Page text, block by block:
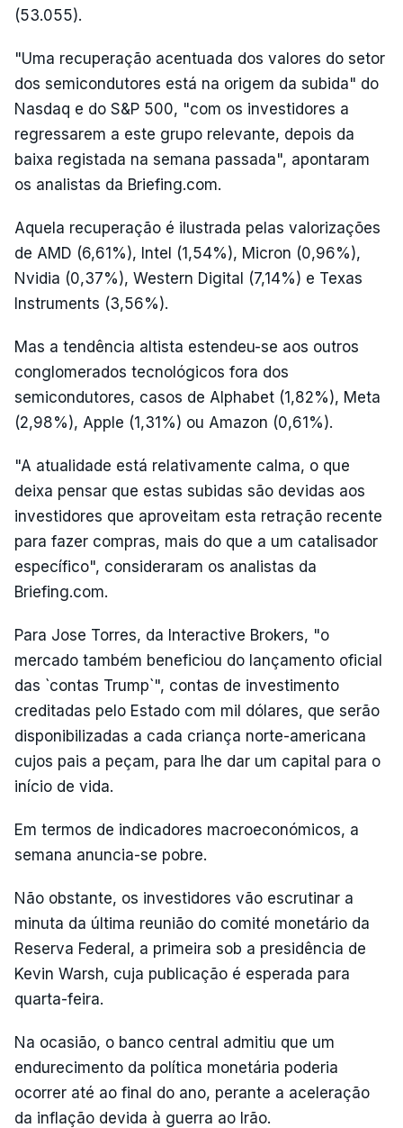
(53.055).
"Uma recuperação acentuada dos valores do setor
dos semicondutores está na origem da subida" do
Nasdaq e do S&P 500, "com os investidores a
regressarem a este grupo relevante, depois da
baixa registada na semana passada", apontaram
os analistas da Briefing.com.
Aquela recuperação é ilustrada pelas valorizações
de AMD (6,61%), Intel (1,54%), Micron (0,96%),
Nvidia (0,37%), Western Digital (7,14%) e Texas
Instruments (3,56%).
Mas a tendência altista estendeu-se aos outros
conglomerados tecnológicos fora dos
semicondutores, casos de Alphabet (1,82%), Meta
(2,98%), Apple (1,31%) ou Amazon (0,61%).
"A atualidade está relativamente calma, o que
deixa pensar que estas subidas são devidas aos
investidores que aproveitam esta retração recente
para fazer compras, mais do que a um catalisador
específico", consideraram os analistas da
Briefing.com.
Para Jose Torres, da Interactive Brokers, "o
mercado também beneficiou do lançamento oficial
das `contas Trump`", contas de investimento
creditadas pelo Estado com mil dólares, que serão
disponibilizadas a cada criança norte-americana
cujos pais a peçam, para lhe dar um capital para o
início de vida.
Em termos de indicadores macroeconómicos, a
semana anuncia-se pobre.
Não obstante, os investidores vão escrutinar a
minuta da última reunião do comité monetário da
Reserva Federal, a primeira sob a presidência de
Kevin Warsh, cuja publicação é esperada para
quarta-feira.
Na ocasião, o banco central admitiu que um
endurecimento da política monetária poderia
ocorrer até ao final do ano, perante a aceleração
da inflação devida à guerra ao Irão.